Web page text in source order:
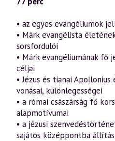
• az egyes evangéliumok
• Márk evangélista
sorsfordulói
• Márk evangéliumának fő
céljai
• Jézus és tianai
vonásai, különlegességei
• a római császárság fő
alapmotívumai
• a jézusi
sajátos középpontba